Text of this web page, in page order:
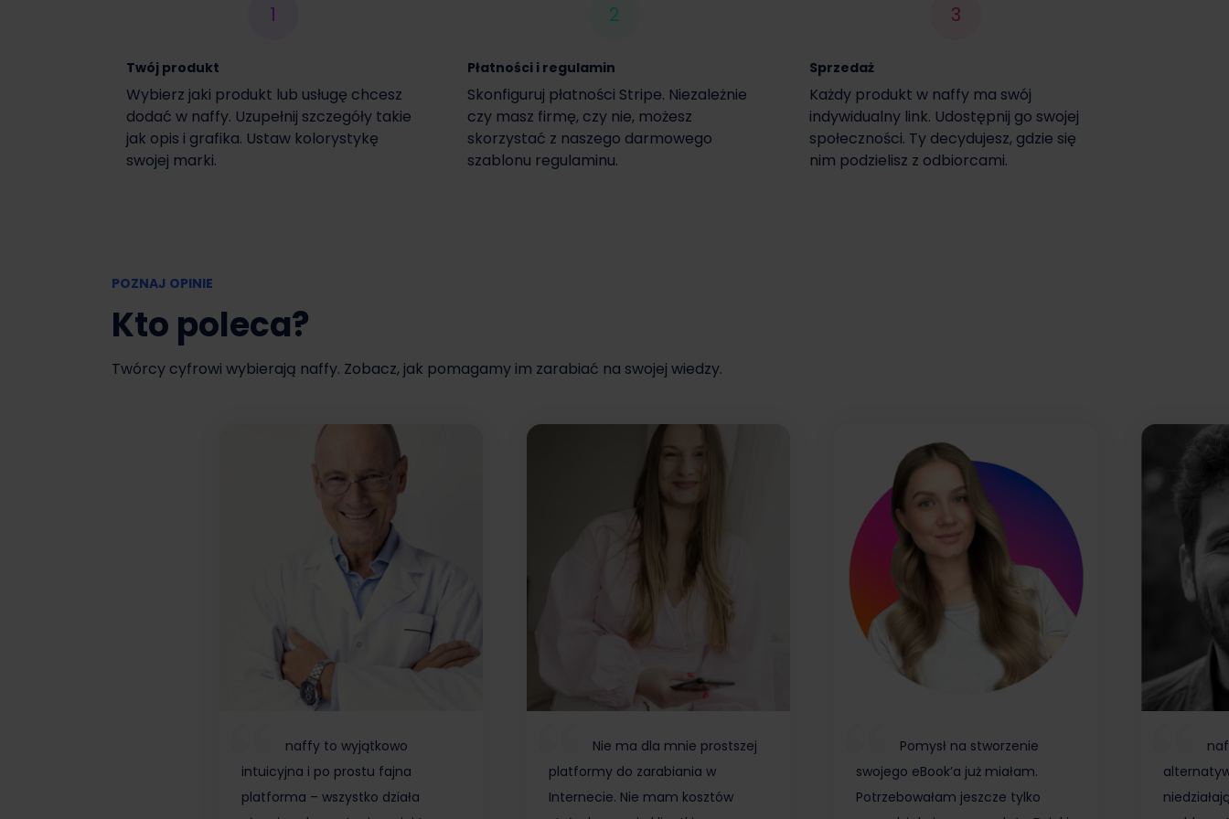
Włącz czasową promocję
1
Twój produkt
Wybierz jaki produkt lub usługę chcesz
dodać w naffy. Uzupełnij szczegóły takie
jak opis i grafika. Ustaw kolorystykę
swojej marki.
2
Płatności i regulamin
Skonfiguruj płatności Stripe. Niezależnie
czy masz firmę, czy nie, możesz
skorzystać z naszego darmowego
szablonu regulaminu.
3
Sprzedaż
Każdy produkt w naffy ma swój
indywidualny link. Udostępnij go swojej
społeczności. Ty decydujesz, gdzie się
nim podzielisz z odbiorcami.
POZNAJ OPINIE
Kto poleca?
Twórcy cyfrowi wybierają naffy. Zobacz, jak pomagamy im zarabiać na swojej wiedzy.
naffy to wyjątkowo
intuicyjna i po prostu fajna
platforma – wszystko działa
Nie ma dla mnie prostszej
platformy do zarabiania w
Internecie. Nie mam kosztów
Pomysł na stworzenie
swojego eBook’a już miałam.
Potrzebowałam jeszcze tylko